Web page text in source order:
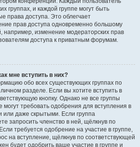
группах, и каждой группе могут быть
права доступа. Это облегчает
прав доступа одновременно большому
например, изменение модераторских прав
доступа к приватным форумам.
мне вступить в них?
обо всех существующих группах по
разделе. Если вы хотите вступить в
кнопку. Однако не все группы
требовать одобрения для вступления в
или даже скрытыми. Если группа
запросить членство в ней, щёлкнув по
требуется одобрение на участие в группе,
на вступление, щёлкнув по соответствующей
будет одобрить ваше участие в группе и